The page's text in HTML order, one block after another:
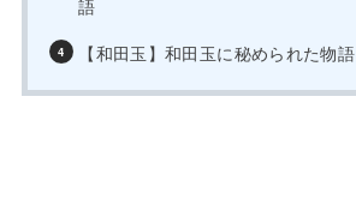
語
【和田玉】和田玉に秘められた物語